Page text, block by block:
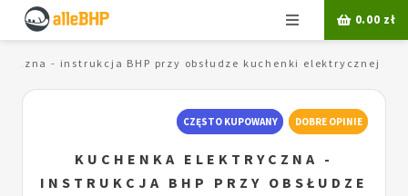
Menu 0.00 zł
- instrukcja BHP przy obsłudze kuchenki elektrycznej
CZĘSTO KUPOWANY DOBRE OPINIE
KUCHENKA ELEKTRYCZNA -
INSTRUKCJA BHP PRZY OBSŁUDZE